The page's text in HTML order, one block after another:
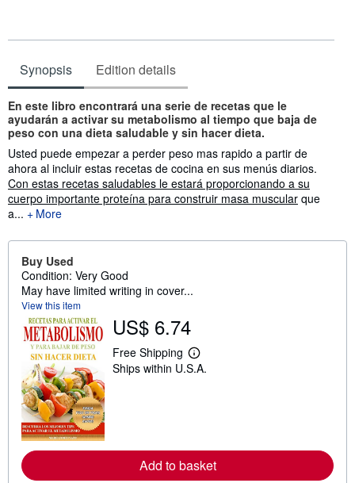
Synopsis Edition details
Synopsis
En este libro encontrará una serie de recetas que le
ayudarán a activar su metabolismo al tiempo que baja de
peso con una dieta saludable y sin hacer dieta.
Usted puede empezar a perder peso mas rapido a partir de
ahora al incluir estas recetas de cocina en sus menús diarios.
Con estas recetas saludables le estará proporcionando a su
cuerpo importante proteína para construir masa muscular que
a...
More
Buy Used
Condition: Very Good
May have limited writing in cover...
View this item
US$ 6.74
Free Shipping
L
e
e
a
Ships within U.S.A.
Add to basket